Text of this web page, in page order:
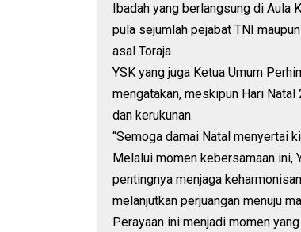
Ibadah yang berlangsung di
pula sejumlah pejabat TNI
asal Toraja.
YSK yang juga Ketua Umum
mengatakan, meskipun Hari
dan kerukunan.
“Semoga damai Natal menyertai
Melalui momen kebersamaan ini,
pentingnya menjaga
melanjutkan perjuangan menuju
Perayaan ini menjadi momen